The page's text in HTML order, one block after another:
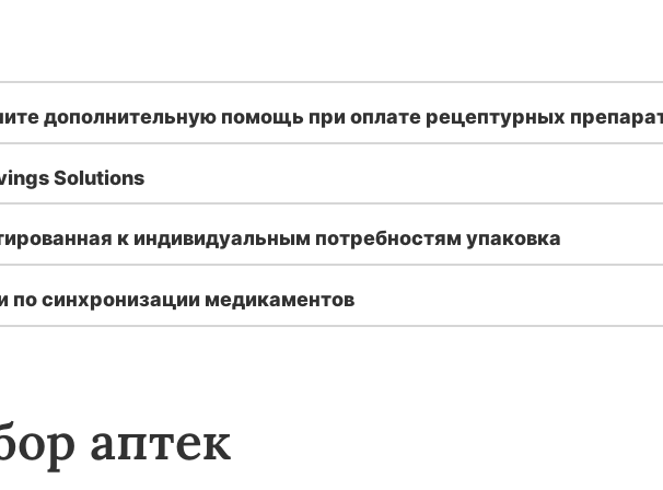
дополнительную помощь при оплате рецептурных
Solutions
к индивидуальным потребностям упаковка
по синхронизации медикаментов
аптек